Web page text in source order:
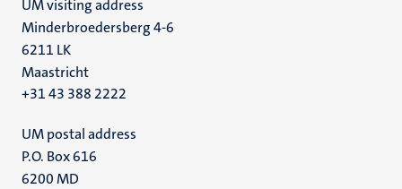
UM visiting address
Minderbroedersberg 4-6
6211 LK
Maastricht
+31 43 388 2222
UM postal address
P.O. Box 616
6200 MD